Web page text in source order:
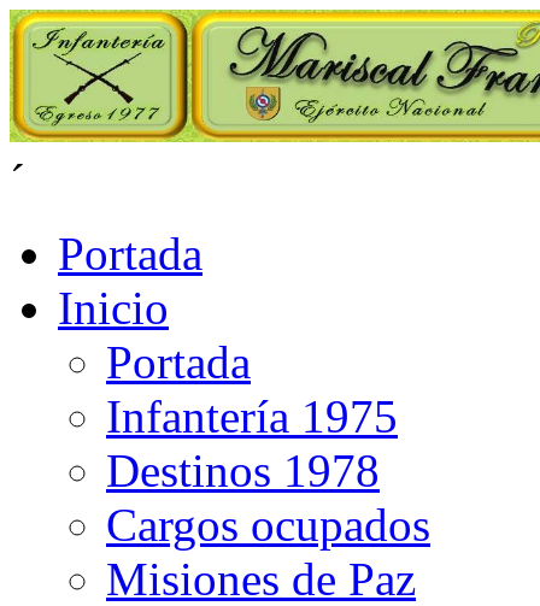
´
Portada
Inicio
Portada
Infantería 1975
Destinos 1978
Cargos ocupados
Misiones de Paz